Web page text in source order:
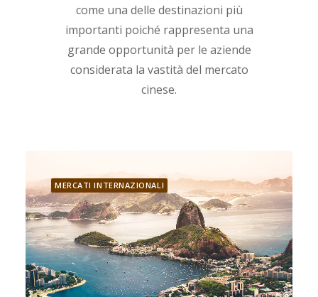
come una delle destinazioni più
importanti poiché rappresenta una
grande opportunità per le aziende
considerata la vastità del mercato
cinese.
MERCATI INTERNAZIONALI